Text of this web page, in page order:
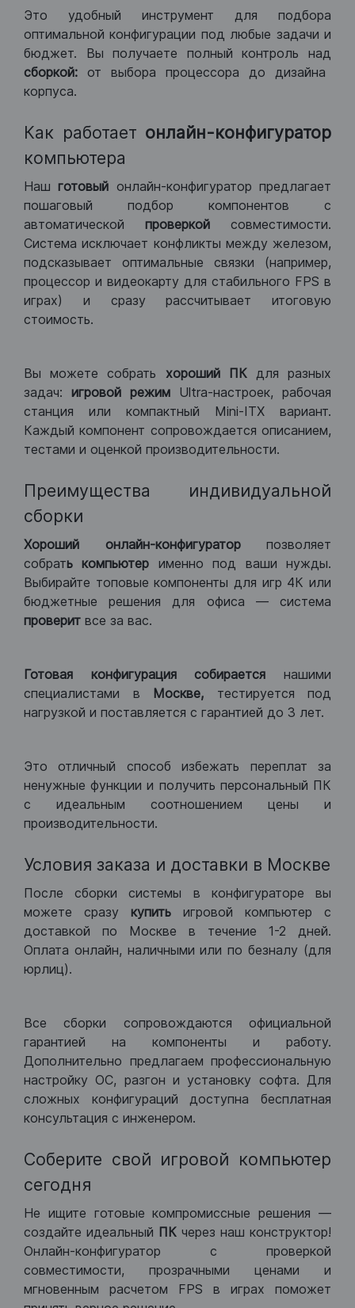
Это удобный инструмент для подбора
оптимальной конфигурации под любые задачи и
бюджет. Вы получаете полный контроль над
сборкой: от выбора процессора до дизайна
корпуса.
Как работает онлайн-конфигуратор
компьютера
Нашготовый онлайн-конфигуратор предлагает
пошаговый подбор компонентов с
автоматической проверкой совместимости.
Система исключает конфликты между железом,
подсказывает оптимальные связки (например,
процессор и видеокарту для стабильного FPS в
играх) и сразу рассчитывает итоговую
стоимость.
Вы можете собрать хороший ПКдля разных
задач: игровой режим Ultra-настроек, рабочая
станция или компактный Mini-ITX вариант.
Каждый компонент сопровождается описанием,
тестами и оценкой производительности.
Преимущества индивидуальной
сборки
Хороший онлайн-конфигураторпозволяет
собрать компьютер именно под ваши нужды.
Выбирайте топовые компоненты для игр 4К или
бюджетные решения для офиса — система
проверит все за вас.
Готовая конфигурация собираетсянашими
специалистами в Москве, тестируется под
нагрузкой и поставляется с гарантией до 3 лет.
Это отличный способ избежать переплат за
ненужные функции и получить персональный ПК
с идеальным соотношением цены и
производительности.
Условия заказа и доставки в Москве
После сборки системы в конфигураторе вы
можете сразу купить игровой компьютер с
доставкой по Москве в течение 1-2 дней.
Оплата онлайн, наличными или по безналу (для
юрлиц).
Все сборки сопровождаются официальной
гарантией на компоненты и работу.
Дополнительно предлагаем профессиональную
настройку ОС, разгон и установку софта. Для
сложных конфигураций доступна бесплатная
консультация с инженером.
Соберите свой игровой компьютер
сегодня
Не ищите готовые компромиссные решения —
создайте идеальный ПК через наш конструктор!
Онлайн-конфигуратор с проверкой
совместимости, прозрачными ценами и
мгновенным расчетом FPS в играх поможет